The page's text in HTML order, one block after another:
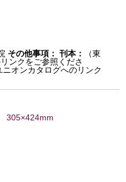
その他事項： 刊本：
（東
ンクをご参照くださ
ニオンカタログへのリンク
305×424mm